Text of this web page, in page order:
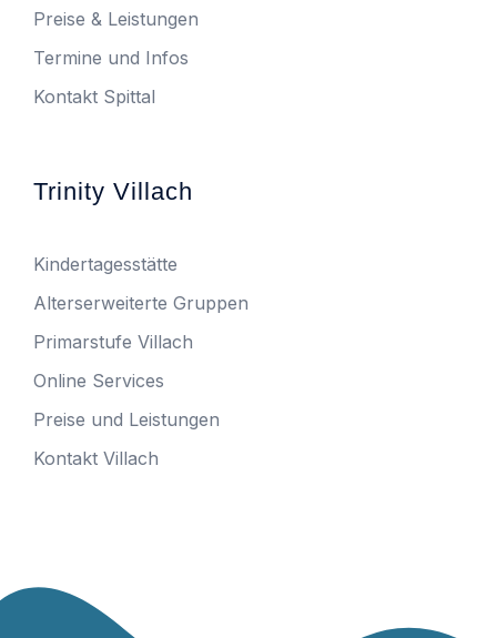
Preise & Leistungen
Termine und Infos
Kontakt Spittal
Trinity Villach
Kindertagesstätte
Alterserweiterte Gruppen
Primarstufe Villach
Online Services
Preise und Leistungen
Kontakt Villach